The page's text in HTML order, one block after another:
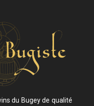
du Bugey de qualité